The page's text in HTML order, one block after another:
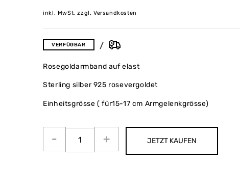
inkl. MwSt, zzgl. Versandkosten
VERFÜGBAR
Rosegoldarmband auf elast
Sterling silber 925 rosevergoldet
Einheitsgrösse ( für15-17 cm Armgelenkgrösse)
JETZT KAUFEN